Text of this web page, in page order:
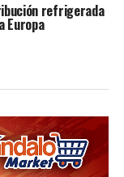
refrigerada
Europa